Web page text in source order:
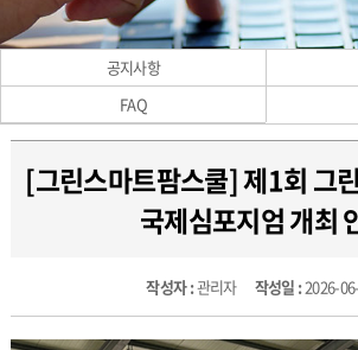
공지사항
FAQ
[그린스마트팜스쿨] 제1회 그
국제심포지엄 개최
작성자 :관리자 작성일 :2026-